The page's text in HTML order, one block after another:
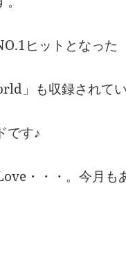
ヒットとなった
」も収録されてい
です♪
・・・。今月も